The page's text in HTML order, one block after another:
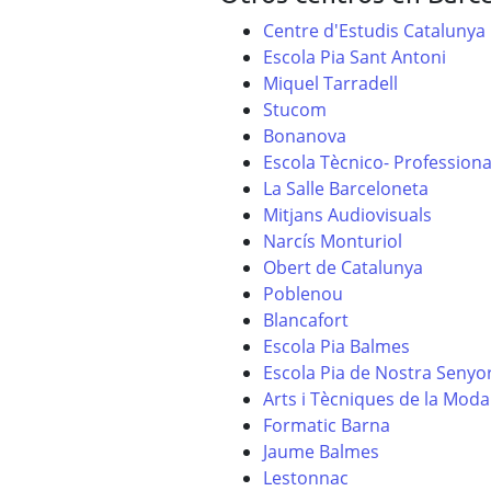
Centre d'Estudis Catalunya
Escola Pia Sant Antoni
Miquel Tarradell
Stucom
Bonanova
Escola Tècnico-
La Salle Barceloneta
Mitjans Audiovisuals
Narcís Monturiol
Obert de Catalunya
Poblenou
Blancafort
Escola Pia Balmes
Escola Pia de Nostra
Arts i Tècniques de la Moda
Formatic Barna
Jaume Balmes
Lestonnac